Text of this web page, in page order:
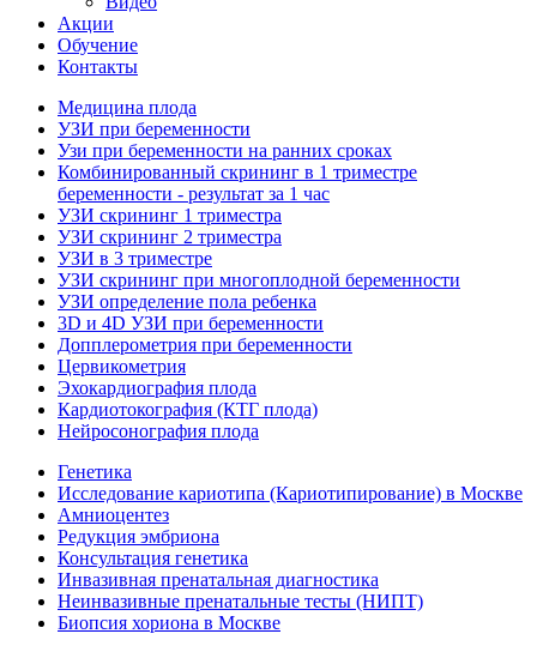
Акции
Обучение
Контакты
Медицина плода
УЗИ при беременности
Узи при беременности на ранних сроках
Комбинированный скрининг в 1 триместре
беременности - результат за 1 час
УЗИ скрининг 1 триместра
УЗИ скрининг 2 триместра
УЗИ в 3 триместре
УЗИ скрининг при многоплодной беременности
УЗИ определение пола ребенка
3D и 4D УЗИ при беременности
Допплерометрия при беременности
Цервикометрия
Эхокардиография плода
Кардиотокография (КТГ плода)
Нейросонография плода
Генетика
Исследование кариотипа (Кариотипирование) в Москве
Амниоцентез
Редукция эмбриона
Консультация генетика
Инвазивная пренатальная диагностика
Неинвазивные пренатальные тесты (НИПТ)
Биопсия хориона в Москве